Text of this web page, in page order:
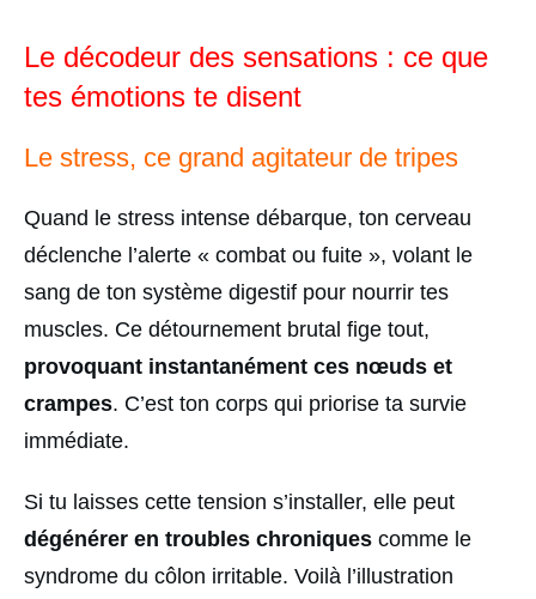
Le décodeur des sensations : ce que
tes émotions te disent
Le stress, ce grand agitateur de tripes
Quand le stress intense débarque, ton cerveau
déclenche l’alerte « combat ou fuite », volant le
sang de ton système digestif pour nourrir tes
muscles. Ce détournement brutal fige tout,
provoquant instantanément ces nœuds et
crampes. C’est ton corps qui priorise ta survie
immédiate.
Si tu laisses cette tension s’installer, elle peut
dégénérer en troubles chroniques comme le
syndrome du côlon irritable. Voilà l’illustration